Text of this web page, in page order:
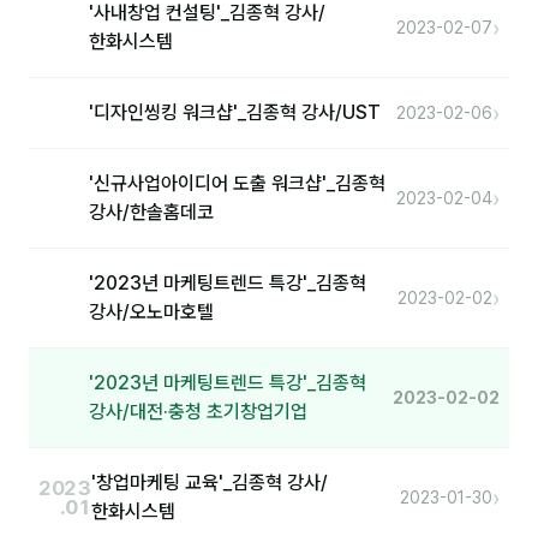
트렌드 리포트
영상자료실
등급 · 포인트
'사내창업 컨설팅'_김종혁 강사/
한화시스템
2023-02-07›
'디자인씽킹 워크샵'_김종혁 강사/UST 2023-02-06›
'신규사업아이디어 도출 워크샵'_김종혁
강사/한솔홈데코
2023-02-04›
'2023년 마케팅트렌드 특강'_김종혁
강사/오노마호텔
2023-02-02›
'2023년 마케팅트렌드 특강'_김종혁
강사/대전·충청 초기창업기업
2023-02-02
2023
.01
'창업마케팅 교육'_김종혁 강사/
한화시스템
2023-01-30›